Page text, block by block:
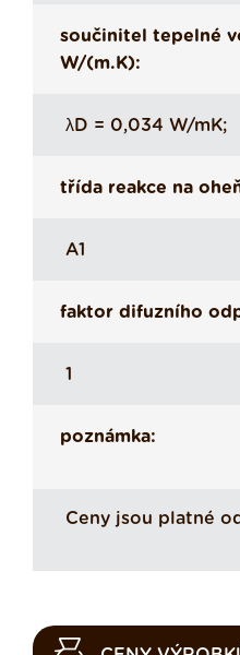
součinitel tepelné
W/(m.K):
λD = 0,034 W/mK;
třída reakce na
A1
faktor difuzního
1
poznámka:
Ceny jsou platné